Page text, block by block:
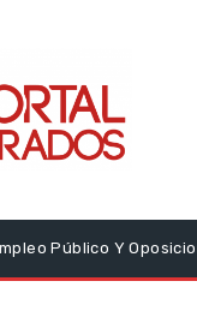
Público Y